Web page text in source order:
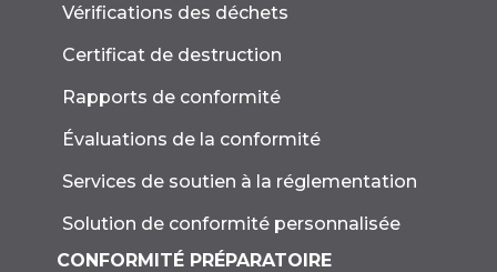
Vérifications des déchets
Certificat de destruction
Rapports de conformité
Évaluations de la conformité
Services de soutien à la réglementation
Solution de conformité personnalisée
CONFORMITÉ PRÉPARATOIRE